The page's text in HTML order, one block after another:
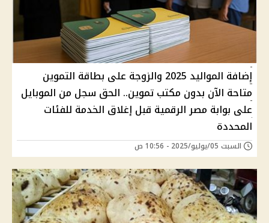
إضافة المواليد 2025 والزوجة على بطاقة التموين
متاحة الآن بدون مكتب تموين.. الحق سجل من الموبايل
على بوابة مصر الرقمية قبل إغلاق الخدمة للفئات
المحددة
السبت 05/يوليو/2025 - 10:56 ص